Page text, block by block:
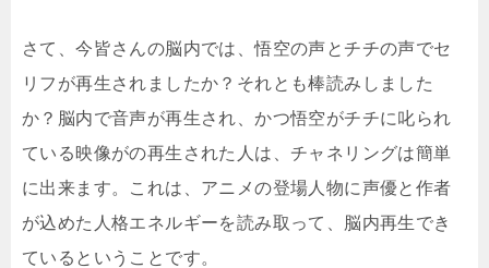
さて、今皆さんの脳内では、悟空の声とチチの声でセ
リフが再生されましたか？それとも棒読みしました
か？脳内で音声が再生され、かつ悟空がチチに叱られ
ている映像がの再生された人は、チャネリングは簡単
に出来ます。これは、アニメの登場人物に声優と作者
が込めた人格エネルギーを読み取って、脳内再生でき
ているということです。